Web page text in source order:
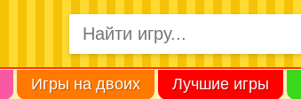
Игры на двоих Лучшие игры